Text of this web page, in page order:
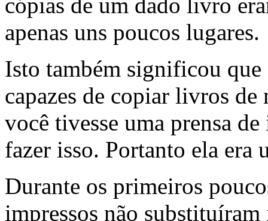
apenas uns poucos lugares.
Isto também significou que
capazes de copiar livros de
você tivesse uma prensa
fazer isso. Portanto ela
Durante os primeiros
impressos não